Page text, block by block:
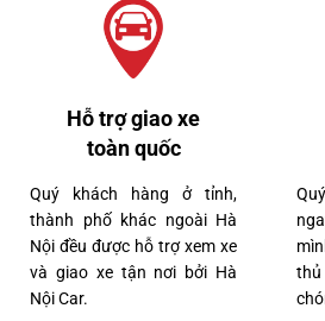
Hỗ trợ giao xe
toàn quốc
Quý khách hàng ở tỉnh,
thành phố khác ngoài Hà
Nội đều được hỗ trợ xem xe
và giao xe tận nơi bởi Hà
Nội Car.